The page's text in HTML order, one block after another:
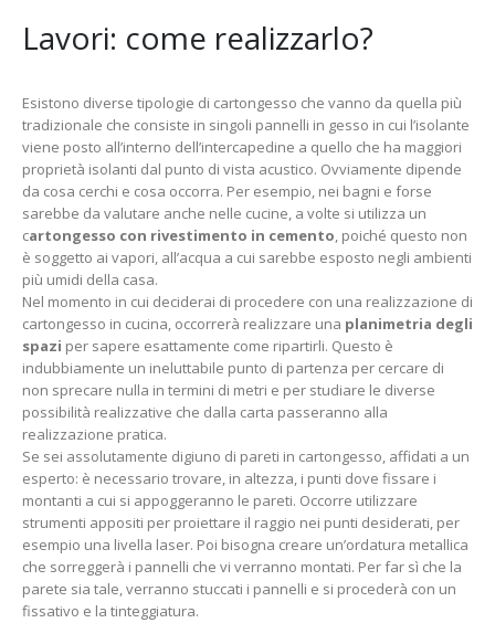
Lavori: come realizzarlo?
Esistono diverse tipologie di cartongesso che vanno da quella più
tradizionale che consiste in singoli pannelli in gesso in cui l’isolante
viene posto all’interno dell’intercapedine a quello che ha maggiori
proprietà isolanti dal punto di vista acustico. Ovviamente dipende
da cosa cerchi e cosa occorra. Per esempio, nei bagni e forse
sarebbe da valutare anche nelle cucine, a volte si utilizza un
cartongesso con rivestimento in cemento, poiché questo non
è soggetto ai vapori, all’acqua a cui sarebbe esposto negli ambienti
più umidi della casa.
Nel momento in cui deciderai di procedere con una realizzazione di
cartongesso in cucina, occorrerà realizzare una planimetria degli
spazi per sapere esattamente come ripartirli. Questo è
indubbiamente un ineluttabile punto di partenza per cercare di
non sprecare nulla in termini di metri e per studiare le diverse
possibilità realizzative che dalla carta passeranno alla
realizzazione pratica.
Se sei assolutamente digiuno di pareti in cartongesso, affidati a un
esperto: è necessario trovare, in altezza, i punti dove fissare i
montanti a cui si appoggeranno le pareti. Occorre utilizzare
strumenti appositi per proiettare il raggio nei punti desiderati, per
esempio una livella laser. Poi bisogna creare un’ordatura metallica
che sorreggerà i pannelli che vi verranno montati. Per far sì che la
parete sia tale, verranno stuccati i pannelli e si procederà con un
fissativo e la tinteggiatura.